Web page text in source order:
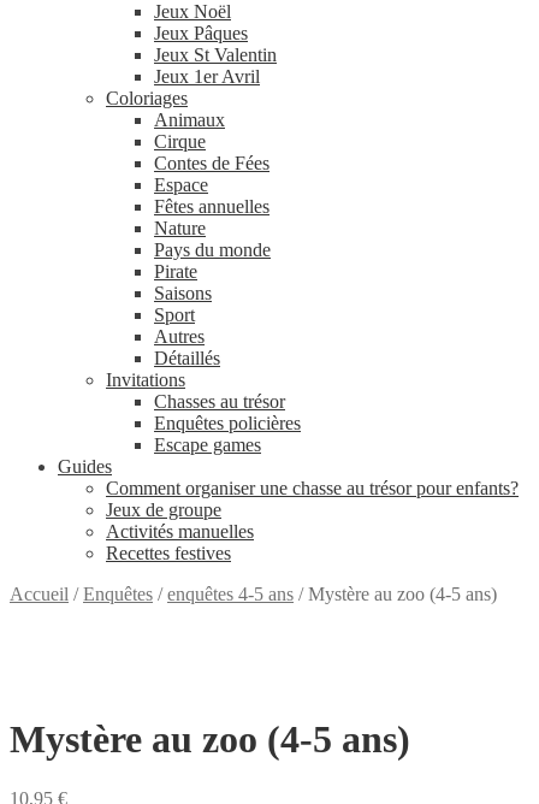
Jeux Noël
Jeux Pâques
Jeux St Valentin
Jeux 1er Avril
Coloriages
Animaux
Cirque
Contes de Fées
Espace
Fêtes annuelles
Nature
Pays du monde
Pirate
Saisons
Sport
Autres
Détaillés
Invitations
Chasses au trésor
Enquêtes policières
Escape games
Guides
Comment organiser une chasse au trésor pour enfants?
Jeux de groupe
Activités manuelles
Recettes festives
Accueil /Enquêtes /enquêtes 4-5 ans /Mystère au zoo (4-5 ans)
Mystère au zoo (4-5 ans)
10,95 €